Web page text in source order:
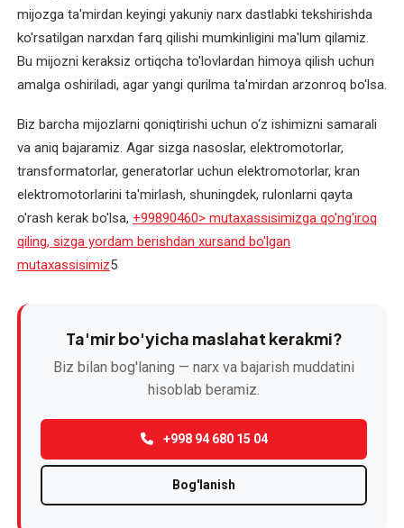
Elektromotor
rotorini
balanslash
rotorini
qayta
o'rash
Elektromotor
statorini
qayta
Elektromotor
qayta
diagnostikasi
Elektromotorlarni
mijozga ta'mirdan keyingi yakuniy narx dastlabki tekshirishda
ko'rsatilgan narxdan farq qilishi mumkinligini ma'lum qilamiz.
Bu mijozni keraksiz ortiqcha to'lovlardan himoya qilish uchun
amalga oshiriladi, agar yangi qurilma ta'mirdan arzonroq bo'lsa.
Biz barcha mijozlarni qoniqtirishi uchun o‘z ishimizni samarali
va aniq bajaramiz. Agar sizga nasoslar, elektromotorlar,
transformatorlar, generatorlar uchun elektromotorlar, kran
elektromotorlarini ta'mirlash, shuningdek, rulonlarni qayta
o'rash kerak bo'lsa, +99890460> mutaxassisimizga qo'ng'iroq
qiling, sizga yordam berishdan xursand bo'lgan
mutaxassisimiz5
Ta'mir bo'yicha maslahat kerakmi?
Biz bilan bog'laning — narx va bajarish muddatini
hisoblab beramiz.
+998 94 680 15 04
Bog'lanish